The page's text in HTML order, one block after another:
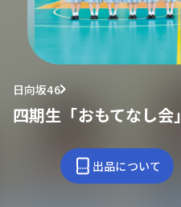
日向坂46
四期生「おもてなし会」
出品について